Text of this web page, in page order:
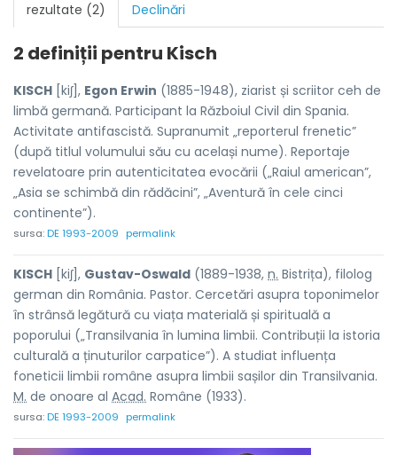
rezultate (2) Declinări
2 definiții pentru Kisch
KISCH [kiʃ], Egon Erwin (1885-1948), ziarist și scriitor ceh de
limbă germană. Participant la Războiul Civil din Spania.
Activitate antifascistă. Supranumit „reporterul frenetic”
(după titlul volumului său cu același nume). Reportaje
revelatoare prin autenticitatea evocării („Raiul american”,
„Asia se schimbă din rădăcini”, „Aventură în cele cinci
continente”).
sursa:DE 1993-2009 permalink
KISCH [kiʃ], Gustav-Oswald (1889-1938, n. Bistrița), filolog
german din România. Pastor. Cercetări asupra toponimelor
în strânsă legătură cu viața materială și spirituală a
poporului („Transilvania în lumina limbii. Contribuții la istoria
culturală a ținuturilor carpatice”). A studiat influența
foneticii limbii române asupra limbii sașilor din Transilvania.
M. de onoare al Acad. Române (1933).
sursa:DE 1993-2009 permalink